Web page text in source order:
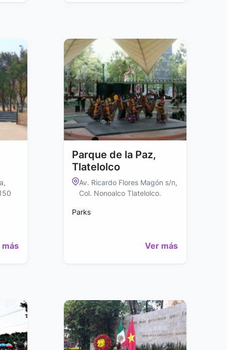
más
Parque de la Paz,
Tlatelolco
Av. Ricardo Flores Magón s/n,
Col. Nonoalco Tlatelolco.
Parks
Ver más